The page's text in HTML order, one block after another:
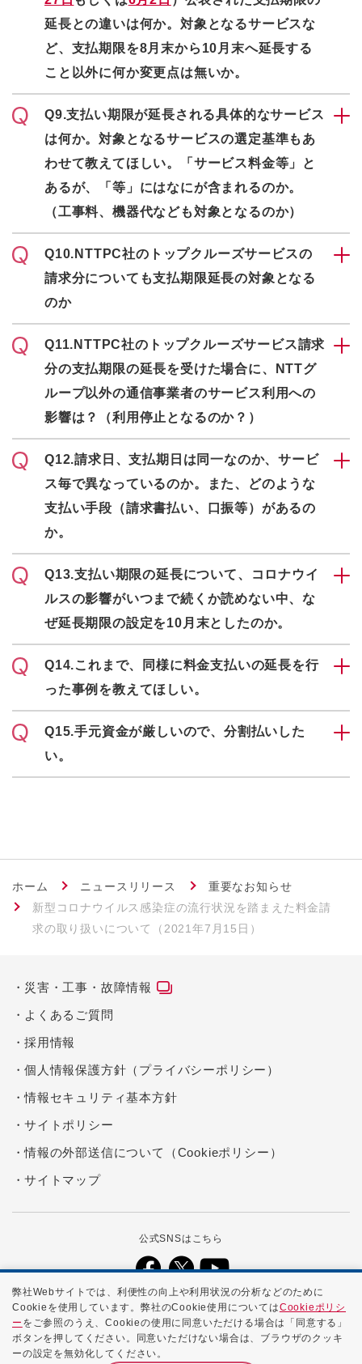
延長との違いは何か。対象となるサービスな
ど、支払期限を8月末から10月末へ延長する
こと以外に何か変更点は無いか。
Q9.支払い期限が延長される具体的なサービス
は何か。対象となるサービスの選定基準もあ
わせて教えてほしい。「サービス料金等」と
あるが、「等」にはなにが含まれるのか。
（工事料、機器代なども対象となるのか）
Q10.NTTPC社のトップクルーズサービスの
請求分についても支払期限延長の対象となる
のか
Q11.NTTPC社のトップクルーズサービス請求
分の支払期限の延長を受けた場合に、NTTグ
ループ以外の通信事業者のサービス利用への
影響は？（利用停止となるのか？）
Q12.請求日、支払期日は同一なのか、サービ
ス毎で異なっているのか。また、どのような
支払い手段（請求書払い、口振等）があるの
か。
Q13.支払い期限の延長について、コロナウイ
ルスの影響がいつまで続くか読めない中、な
ぜ延長期限の設定を10月末としたのか。
Q14.これまで、同様に料金支払いの延長を行
った事例を教えてほしい。
Q15.手元資金が厳しいので、分割払いした
い。
ホーム ニュースリリース
重要なお知らせ
新型コロナウイルス感染症の流行状況を踏まえた料金請
求の取り扱いについて（2021年7月15日）
災害・工事・故障情報
よくあるご質問
採用情報
個人情報保護方針（プライバシーポリシー）
情報セキュリティ基本方針
サイトポリシー
情報の外部送信について（Cookieポリシー）
サイトマップ
公式SNSはこちら
本ホームページに記載する会社名、商品名、ブランド名などは、各社の
商号、登録商標、または商標です。
Copyright ©2026 NTTPC Communications, Inc. All Rights
弊社Webサイトでは、利便性の向上や利用状況の分析などのために
Cookieを使用しています。弊社のCookie使用についてはCookieポリシ
ー をご参照のうえ、Cookieの使用に同意いただける場合は「同意する」
ボタンを押してください。同意いただけない場合は、ブラウザのクッキ
ーの設定を無効化してください。